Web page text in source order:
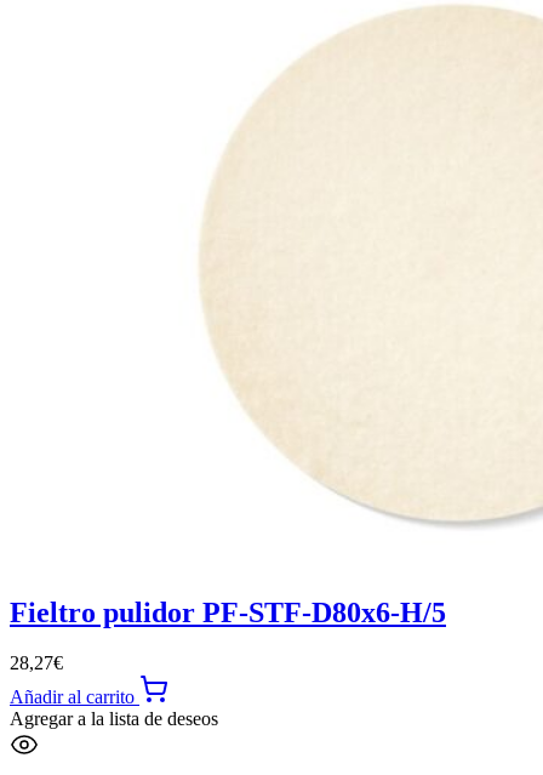
Fieltro pulidor PF-STF-D80x6-H/5
28,27€
Añadir al carrito
Agregar a la lista de deseos